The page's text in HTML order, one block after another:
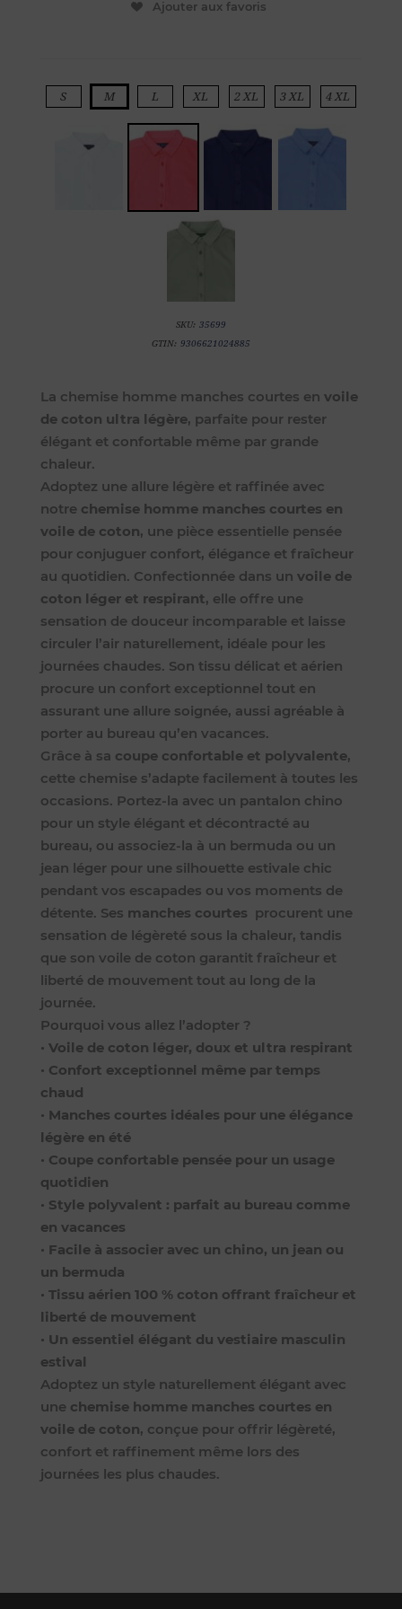
Ajouter aux favoris
S M L XL 2 XL 3 XL 4 XL
SKU: 35699
GTIN: 9306621024885
La chemise homme manches courtes en voile
de coton ultra légère, parfaite pour rester
élégant et confortable même par grande
chaleur.
Adoptez une allure légère et raffinée avec
notre chemise homme manches courtes en
voile de coton, une pièce essentielle pensée
pour conjuguer confort, élégance et fraîcheur
au quotidien. Confectionnée dans un voile de
coton léger et respirant, elle offre une
sensation de douceur incomparable et laisse
circuler l’air naturellement, idéale pour les
journées chaudes. Son tissu délicat et aérien
procure un confort exceptionnel tout en
assurant une allure soignée, aussi agréable à
porter au bureau qu’en vacances.
Grâce à sa coupe confortable et polyvalente,
cette chemise s’adapte facilement à toutes les
occasions. Portez-la avec un pantalon chino
pour un style élégant et décontracté au
bureau, ou associez-la à un bermuda ou un
jean léger pour une silhouette estivale chic
pendant vos escapades ou vos moments de
détente. Ses manches courtes procurent une
sensation de légèreté sous la chaleur, tandis
que son voile de coton garantit fraîcheur et
liberté de mouvement tout au long de la
journée.
Pourquoi vous allez l’adopter ?
• Voile de coton léger, doux et ultra respirant
• Confort exceptionnel même par temps
chaud
• Manches courtes idéales pour une élégance
légère en été
• Coupe confortable pensée pour un usage
quotidien
• Style polyvalent : parfait au bureau comme
en vacances
• Facile à associer avec un chino, un jean ou
un bermuda
• Tissu aérien 100 % coton offrant fraîcheur et
liberté de mouvement
• Un essentiel élégant du vestiaire masculin
estival
Adoptez un style naturellement élégant avec
une chemise homme manches courtes en
voile de coton, conçue pour offrir légèreté,
confort et raffinement même lors des
journées les plus chaudes.